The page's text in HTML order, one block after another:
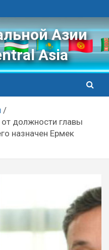
Азии
Asia
должности главы
назначен Ермек